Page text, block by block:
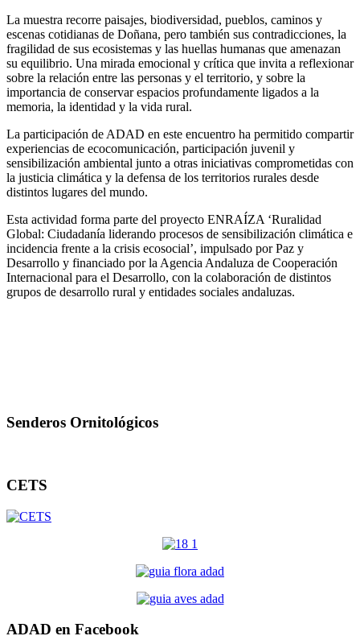
La muestra recorre paisajes, biodiversidad, pueblos, caminos y
escenas cotidianas de Doñana, pero también sus contradicciones, la
fragilidad de sus ecosistemas y las huellas humanas que amenazan
su equilibrio. Una mirada emocional y crítica que invita a reflexionar
sobre la relación entre las personas y el territorio, y sobre la
importancia de conservar espacios profundamente ligados a la
memoria, la identidad y la vida rural.
La participación de ADAD en este encuentro ha permitido compartir
experiencias de ecocomunicación, participación juvenil y
sensibilización ambiental junto a otras iniciativas comprometidas con
la justicia climática y la defensa de los territorios rurales desde
distintos lugares del mundo.
Esta actividad forma parte del proyecto ENRAÍZA ‘Ruralidad
Global: Ciudadanía liderando procesos de sensibilización climática e
incidencia frente a la crisis ecosocial’, impulsado por Paz y
Desarrollo y financiado por la Agencia Andaluza de Cooperación
Internacional para el Desarrollo, con la colaboración de distintos
grupos de desarrollo rural y entidades sociales andaluzas.
Senderos Ornitológicos
CETS
ADAD en Facebook